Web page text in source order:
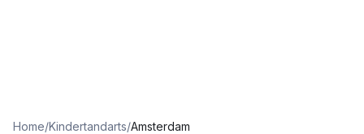
Home/Kindertandarts/Amsterdam